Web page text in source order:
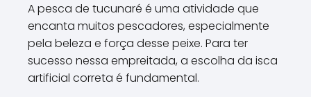
A pesca de tucunaré é uma atividade que
encanta muitos pescadores, especialmente
pela beleza e força desse peixe. Para ter
sucesso nessa empreitada, a escolha da isca
artificial correta é fundamental.